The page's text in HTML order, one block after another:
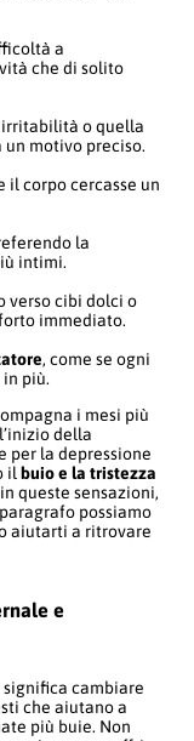
a
che di solito
irritabilità o quella
un motivo preciso.
il corpo cercasse un
la
intimi.
verso cibi dolci o
immediato.
, come se ogni
più.
i mesi più
della
per la depressione
ilbuio e la tristezza
queste sensazioni,
possiamo
aiutarti a ritrovare
e
significa cambiare
che aiutano a
più buie. Non